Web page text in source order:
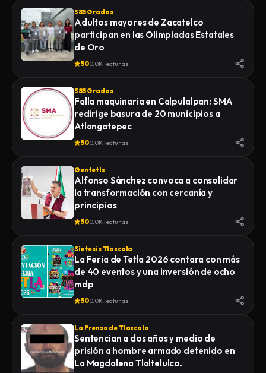
385 Grados
Adultos mayores de Zacatelco
participan en las Olimpiadas Estatales
de Oro
500.0K lecturas
385 Grados
Falla maquinaria en Calpulalpan: SMA
redirige basura de 20 municipios a
Atlangatepec
500.0K lecturas
Gentetlx
Alfonso Sánchez convoca a consolidar
la transformación con cercanía y
principios
500.0K lecturas
Síntesis Tlaxcala
La Feria de Tetla 2026 contara con más
de 40 eventos y una inversión de ocho
mdp
500.0K lecturas
La Prensa de Tlaxcala
Sentencian a dos años y medio de
prisión a hombre armado detenido en
La Magdalena Tlaltelulco.